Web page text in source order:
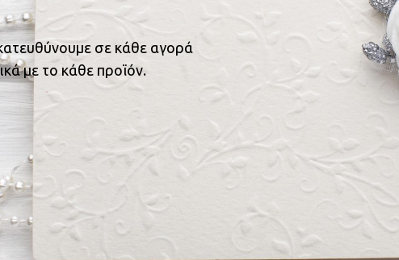
σε κάθε αγορά
με το κάθε προϊόν.